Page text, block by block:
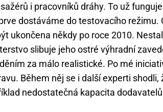
i pracovníků dráhy. To už
dostáváme do testovacího režimu.
ukončena někdy po roce 2010.
slibuje jeho ostré výhradní
za málo realistické. Po mé
Během něj se i další experti shodli,
nedostatečná kapacita dodavatelů